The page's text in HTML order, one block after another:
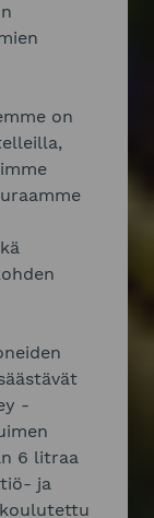
on
-
6 litraa
ja